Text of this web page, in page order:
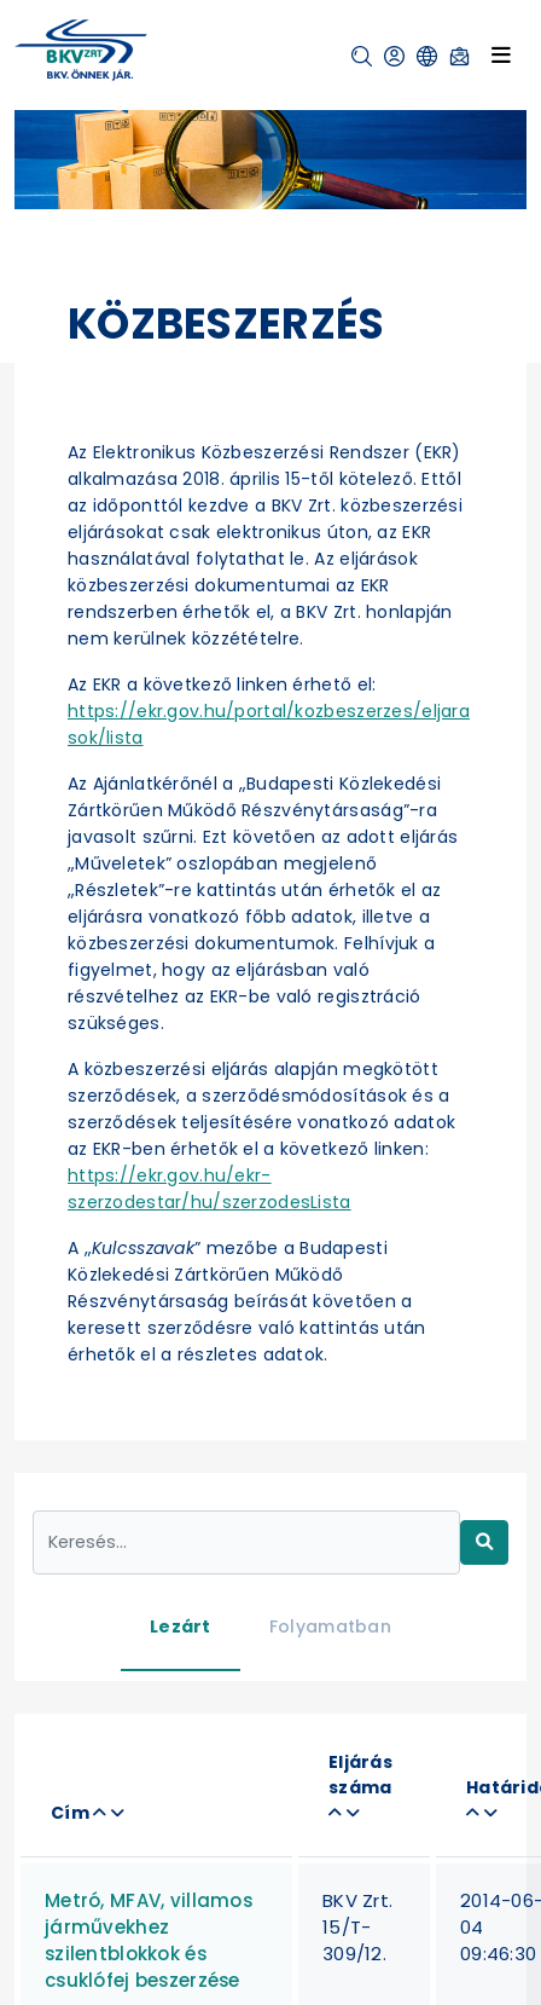
KÖZBESZERZÉS
Az Elektronikus Közbeszerzési Rendszer (EKR)
alkalmazása 2018. április 15-től kötelező. Ettől
az időponttól kezdve a BKV Zrt. közbeszerzési
eljárásokat csak elektronikus úton, az EKR
használatával folytathat le. Az eljárások
közbeszerzési dokumentumai az EKR
rendszerben érhetők el, a BKV Zrt. honlapján
nem kerülnek közzétételre.
Az EKR a következő linken érhető el:
https://ekr.gov.hu/portal/kozbeszerzes/eljara
sok/lista
Az Ajánlatkérőnél a „Budapesti Közlekedési
Zártkörűen Működő Részvénytársaság”-ra
javasolt szűrni. Ezt követően az adott eljárás
„Műveletek” oszlopában megjelenő
„Részletek”-re kattintás után érhetők el az
eljárásra vonatkozó főbb adatok, illetve a
közbeszerzési dokumentumok. Felhívjuk a
figyelmet, hogy az eljárásban való
részvételhez az EKR-be való regisztráció
szükséges.
A közbeszerzési eljárás alapján megkötött
szerződések, a szerződésmódosítások és a
szerződések teljesítésére vonatkozó adatok
az EKR-ben érhetők el a következő linken:
https://ekr.gov.hu/ekr-
szerzodestar/hu/szerzodesLista
A „Kulcsszavak” mezőbe a Budapesti
Közlekedési Zártkörűen Működő
Részvénytársaság beírását követően a
keresett szerződésre való kattintás után
érhetők el a részletes adatok.
Lezárt Folyamatban
Cím
Eljárás
száma
Metró, MFAV, villamos
járművekhez
szilentblokkok és
csuklófej beszerzése
BKV Zrt.
15/T-
309/12.
2014-
04
09:46:30